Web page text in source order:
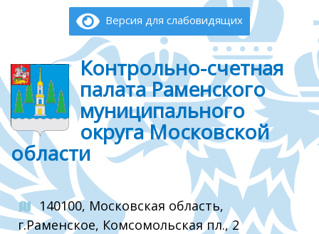
Версия для слабовидящих
Контрольно-счетная
палата Раменского
муниципального
округа Московской
области
140100, Московская область,
г.Раменское, Комсомольская пл., 2